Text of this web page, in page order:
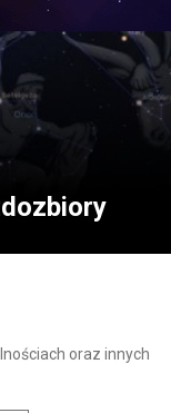
oraz innych